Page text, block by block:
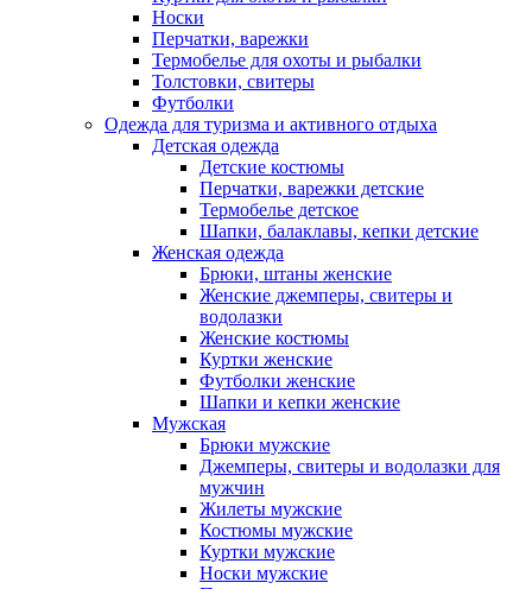
Носки
Перчатки, варежки
Термобелье для охоты и рыбалки
Толстовки, свитеры
Футболки
Одежда для туризма и активного отдыха
Детская одежда
Детские костюмы
Перчатки, варежки детские
Термобелье детское
Шапки, балаклавы, кепки детские
Женская одежда
Брюки, штаны женские
Женские джемперы, свитеры и
водолазки
Женские костюмы
Куртки женские
Футболки женские
Шапки и кепки женские
Мужская
Брюки мужские
Джемперы, свитеры и водолазки для
мужчин
Жилеты мужские
Костюмы мужские
Куртки мужские
Носки мужские